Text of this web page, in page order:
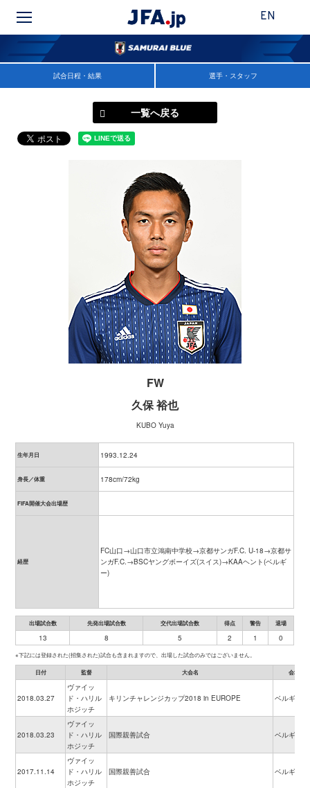
EN
試合日程・結果 選手・スタッフ
一覧へ戻る
FW
久保 裕也
KUBO Yuya
生年月日 1993.12.24
身長／体重 178cm/72kg
FIFA開催大会出場歴
経歴
FC山口→山口市立鴻南中学校→京都サンガF.C. U-18→京都サ
ンガF.C.→BSCヤングボーイズ(スイス)→KAAヘント(ベルギ
ー)
出場試合数 先発出場試合数 交代出場試合数 得点 警告 退場
13 8 5 2 1 0
※下記には登録された(招集された)試合も含まれますので、出場した試合のみではございません。
日付 監督 大会名 会場
2018.03.27
ヴァイッ
ド・ハリル
ホジッチ
キリンチャレンジカップ2018 in EUROPE ベルギー
2018.03.23
ヴァイッ
ド・ハリル
ホジッチ
国際親善試合 ベルギー
2017.11.14
ヴァイッ
ド・ハリル
ホジッチ
国際親善試合 ベルギー